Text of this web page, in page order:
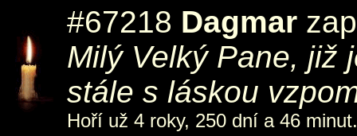
#67218 Dagmar
Milý Velký Pane, již
stále s láskou
Hoří už 4 roky, 250 dní a 46 minut.